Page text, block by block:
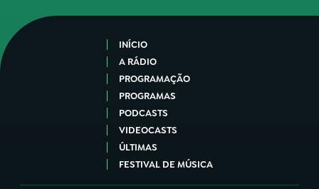
INÍCIO
A RÁDIO
PROGRAMAÇÃO
PROGRAMAS
PODCASTS
VIDEOCASTS
ÚLTIMAS
FESTIVAL DE MÚSICA